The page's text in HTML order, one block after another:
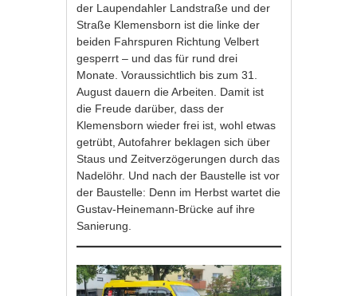
der Laupendahler Landstraße und der
Straße Klemensborn ist die linke der
beiden Fahrspuren Richtung Velbert
gesperrt – und das für rund drei
Monate. Voraussichtlich bis zum 31.
August dauern die Arbeiten. Damit ist
die Freude darüber, dass der
Klemensborn wieder frei ist, wohl etwas
getrübt, Autofahrer beklagen sich über
Staus und Zeitverzögerungen durch das
Nadelöhr. Und nach der Baustelle ist vor
der Baustelle: Denn im Herbst wartet die
Gustav-Heinemann-Brücke auf ihre
Sanierung.